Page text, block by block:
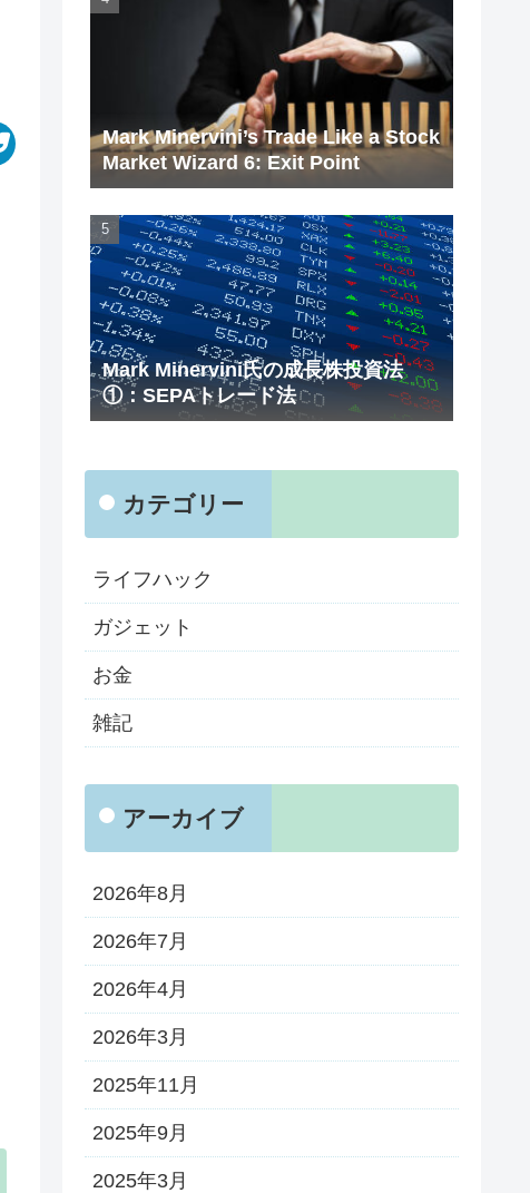
Mark Minervini’s Trade Like a Stock
Market Wizard 6: Exit Point
Mark Minervini氏の成長株投資法
①：SEPAトレード法
カテゴリー
ライフハック
ガジェット
お金
雑記
アーカイブ
2026年8月
2026年7月
2026年4月
2026年3月
2025年11月
2025年9月
2025年3月